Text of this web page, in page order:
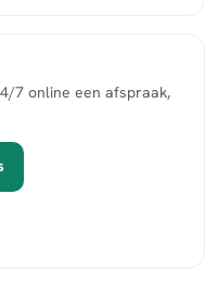
7 online een afspraak,